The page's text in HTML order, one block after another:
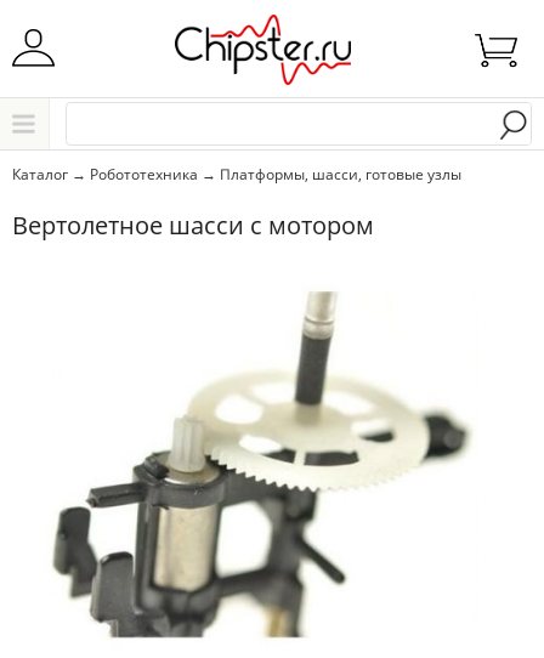
Начните водить название города..
Каталог → Робототехника → Платформы, шасси, готовые узлы
Вертолетное шасси с мотором